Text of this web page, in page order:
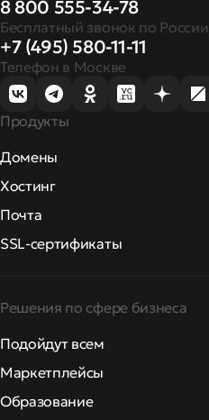
8 800 555-34-78
Бесплатный звонок по России
+7 (495) 580-11-11
Телефон в Москве
Продукты
Домены
Хостинг
Почта
SSL-сертификаты
Решения по сфере бизнеса
Подойдут всем
Маркетплейсы
Образование